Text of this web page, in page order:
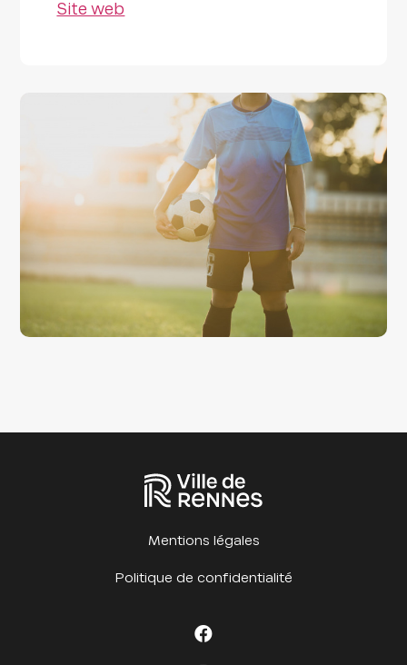
Site web
Mentions légales
Politique de confidentialité
Facebook Cet été à